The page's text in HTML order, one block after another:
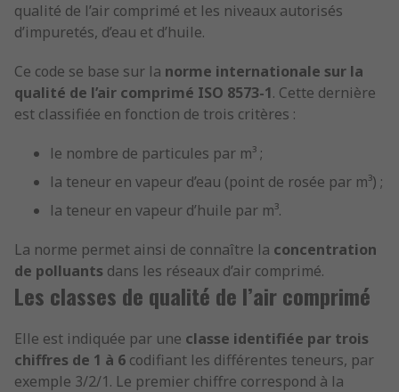
qualité de l’air comprimé et les niveaux autorisés
d’impuretés, d’eau et d’huile.
Ce code se base sur la norme internationale sur la
qualité de l’air comprimé ISO 8573-1. Cette dernière
est classifiée en fonction de trois critères :
le nombre de particules par m³ ;
la teneur en vapeur d’eau (point de rosée par m³) ;
la teneur en vapeur d’huile par m³.
La norme permet ainsi de connaître la concentration
de polluants dans les réseaux d’air comprimé.
Les classes de qualité de l’air comprimé
Elle est indiquée par une classe identifiée par trois
chiffres de 1 à 6 codifiant les différentes teneurs, par
exemple 3/2/1. Le premier chiffre correspond à la